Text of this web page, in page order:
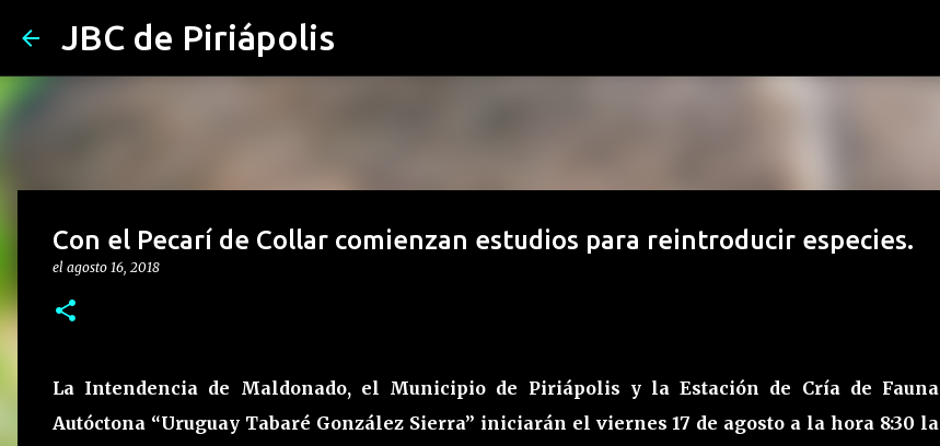
JBC de Piriápolis
Con el Pecarí de Collar comienzan estudios para reintroducir especies.
el agosto 16, 2018
La Intendencia de Maldonado, el Municipio de Piriápolis y la Estación de Cría de Fauna
Autóctona “Uruguay Tabaré González Sierra” iniciarán el viernes 17 de agosto a la hora 8:30 la